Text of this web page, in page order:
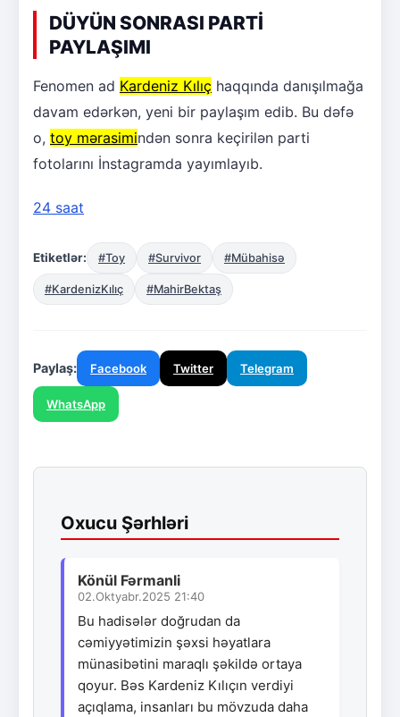
DÜYÜN SONRASI PARTİ
PAYLAŞIMI
Fenomen ad Kardeniz Kılıç haqqında danışılmağa
davam edərkən, yeni bir paylaşım edib. Bu dəfə
o, toy mərasimindən sonra keçirilən parti
fotolarını İnstagramda yayımlayıb.
24 saat
Etiketlər: #Toy #Survivor #Mübahisə
#KardenizKılıç #MahirBektaş
Paylaş: Facebook Twitter Telegram
WhatsApp
Oxucu Şərhləri
Könül Fərmanli
02.Oktyabr.2025 21:40
Bu hadisələr doğrudan da
cəmiyyətimizin şəxsi həyatlara
münasibətini maraqlı şəkildə ortaya
qoyur. Bəs Kardeniz Kılıçın verdiyi
açıqlama, insanları bu mövzuda daha